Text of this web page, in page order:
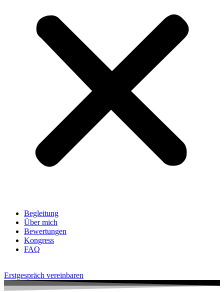
Begleitung
Über mich
Bewertungen
Kongress
FAQ
Erstgespräch vereinbaren